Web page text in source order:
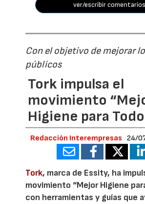
ver/escribir comentarios
Con el objetivo de mejorar
públicos
Tork impulsa el
movimiento
Higiene para
Redacción Interempresas 24/
Tork, marca de Essity, ha
movimiento “Mejor Higiene
con herramientas y guías que